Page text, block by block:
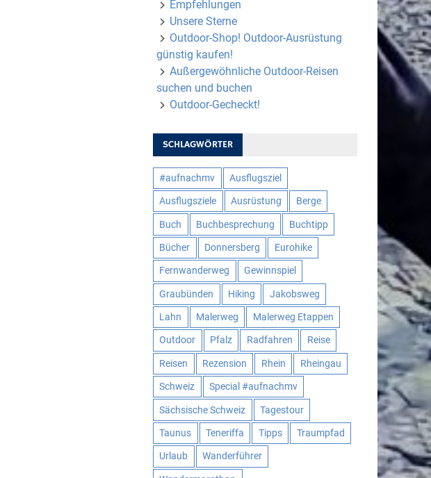
Empfehlungen
Unsere Sterne
Outdoor-Shop! Outdoor-Ausrüstung
günstig kaufen!
Außergewöhnliche Outdoor-Reisen
suchen und buchen
Outdoor-Gecheckt!
SCHLAGWÖRTER
#aufnachmv Ausflugsziel
Ausflugsziele Ausrüstung Berge
Buch Buchbesprechung Buchtipp
Bücher Donnersberg Eurohike
Fernwanderweg Gewinnspiel
Graubünden Hiking Jakobsweg
Lahn Malerweg Malerweg Etappen
Outdoor Pfalz Radfahren Reise
Reisen Rezension Rhein Rheingau
Schweiz Special #aufnachmv
Sächsische Schweiz Tagestour
Taunus Teneriffa Tipps Traumpfad
Urlaub Wanderführer